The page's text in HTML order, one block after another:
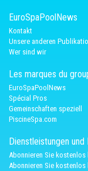
EuroSpaPoolNews
Kontakt
Unsere anderen
Wer sind wir
Les marques du
EuroSpaPoolNews
Spécial Pros
Gemeinschaften speziell
PiscineSpa.com
Dienstleistungen und
Abonnieren Sie
Abonnieren Sie